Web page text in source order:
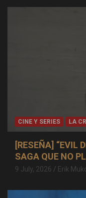
CINE Y SERIES LA
[RESEÑA] “EVIL
SAGA QUE NO
9 July, 2026 Erik